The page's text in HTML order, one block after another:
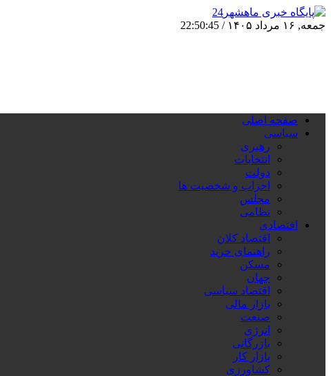
جمعه, ۱۶ مرداد ۱۴۰۵ / 22:50:46
صفحه اصلی
سیاسی
رهبری
انتخابات
دولت
احزاب و شخصیت ها
مجلس
نظامی
اقتصادی
اقتصاد کلان
راهنمای خرید
مسکن
جهان
اقتصاد سیاسی
بازار مالی
صنعت
انرژی
بازرگانی
بازار کار
کشاورزی